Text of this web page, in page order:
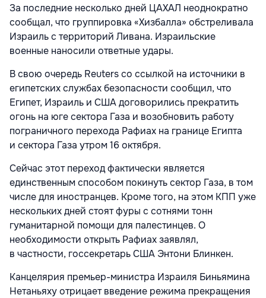
За последние несколько дней ЦАХАЛ неоднократно
сообщал, что группировка «Хизбалла» обстреливала
Израиль с территорий Ливана. Израильские
военные наносили ответные удары.
В свою очередь Reuters со ссылкой на источники в
египетских службах безопасности сообщил, что
Египет, Израиль и США договорились прекратить
огонь на юге сектора Газа и возобновить работу
пограничного перехода Рафиах на границе Египта
и сектора Газа утром 16 октября.
Сейчас этот переход фактически является
единственным способом покинуть сектор Газа, в том
числе для иностранцев. Кроме того, на этом КПП уже
нескольких дней стоят фуры с сотнями тонн
гуманитарной помощи для палестинцев. О
необходимости открыть Рафиах заявлял,
в частности, госсекретарь США Энтони Блинкен.
Канцелярия премьер-министра Израиля Биньямина
Нетаньяху отрицает введение режима прекращения